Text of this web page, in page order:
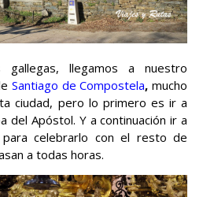
gallegas, llegamos a nuestro
Santiago de Compostela, mucho
ciudad, pero lo primero es ir a
del Apóstol. Y a continuación ir a
celebrarlo con el resto de
a todas horas.